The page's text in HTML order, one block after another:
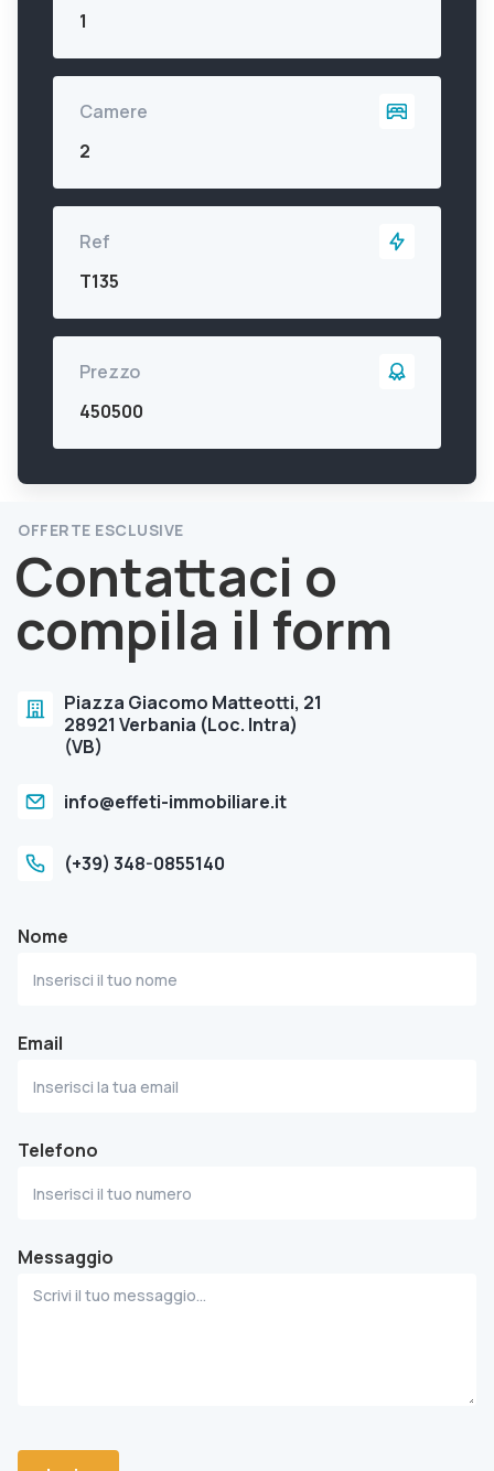
1
Camere
2
Ref
T135
Prezzo
450500
OFFERTE ESCLUSIVE
Contattaci o
compila il form
Piazza Giacomo Matteotti, 21
28921 Verbania (Loc. Intra)
(VB)
info@effeti-immobiliare.it
(+39) 348-0855140
Nome
Email
Telefono
Messaggio